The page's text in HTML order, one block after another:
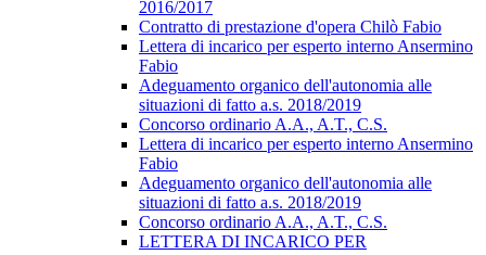
2016/2017
Contratto di prestazione d'opera Chilò Fabio
Lettera di incarico per esperto interno Ansermino
Fabio
Adeguamento organico dell'autonomia alle
situazioni di fatto a.s. 2018/2019
Concorso ordinario A.A., A.T., C.S.
Lettera di incarico per esperto interno Ansermino
Fabio
Adeguamento organico dell'autonomia alle
situazioni di fatto a.s. 2018/2019
Concorso ordinario A.A., A.T., C.S.
LETTERA DI INCARICO PER